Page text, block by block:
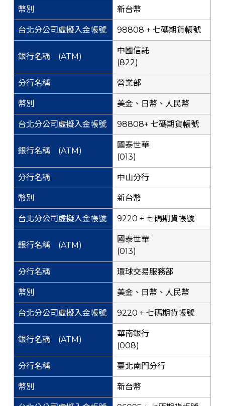
新台幣
98808 + 七碼期貨帳號
中國信託
(822)
營業部
美金、日幣、人民幣
98808+ 七碼期貨帳號
國泰世華
(013)
中山分行
新台幣
9220 + 七碼期貨帳號
國泰世華
(013)
環球交易服務部
美金、日幣、人民幣
9220 + 七碼期貨帳號
華南銀行
(008)
臺北南門分行
新台幣